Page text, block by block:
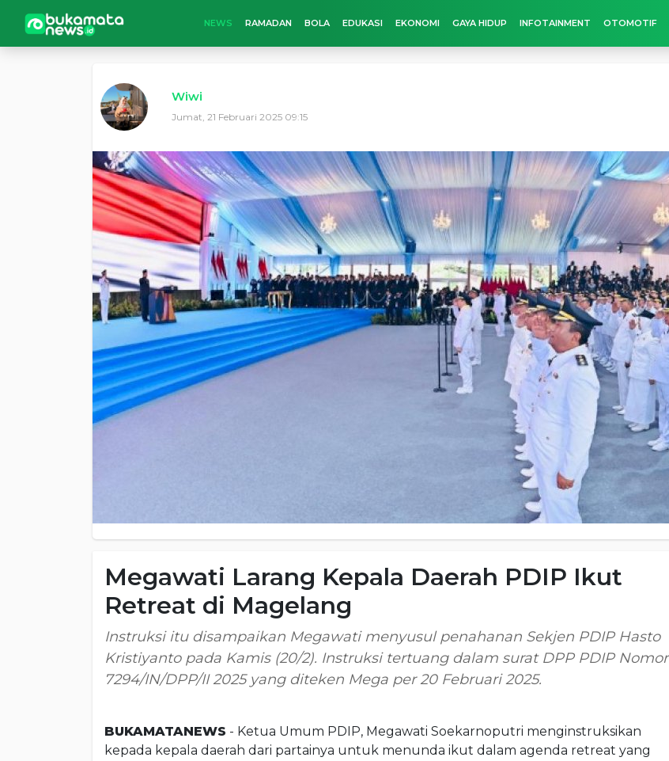
NEWS RAMADAN BOLA EDUKASI EKONOMI GAYA HIDUP INFOTAINMENT OTOMOTIF
Wiwi
Jumat, 21 Februari 2025 09:15
Megawati Larang Kepala Daerah PDIP Ikut
Retreat di Magelang
Instruksi itu disampaikan Megawati menyusul penahanan Sekjen PDIP Hasto
Kristiyanto pada Kamis (20/2). Instruksi tertuang dalam surat DPP PDIP Nomor
7294/IN/DPP/II 2025 yang diteken Mega per 20 Februari 2025.
BUKAMATANEWS - Ketua Umum PDIP, Megawati Soekarnoputri menginstruksikan
kepada kepala daerah dari partainya untuk menunda ikut dalam agenda retreat yang